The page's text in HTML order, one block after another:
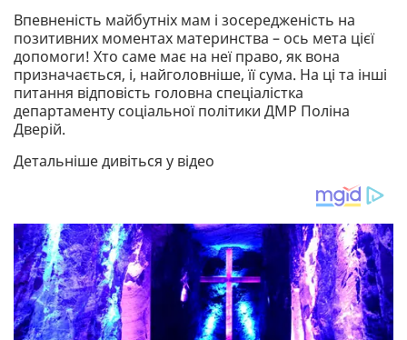
Впевненість майбутніх мам і зосередженість на
позитивних моментах материнства – ось мета цієї
допомоги! Хто саме має на неї право, як вона
призначається, і, найголовніше, її сума. На ці та інші
питання відповість головна спеціалістка
департаменту соціальної політики ДМР Поліна
Дверій.
Детальніше дивіться у відео